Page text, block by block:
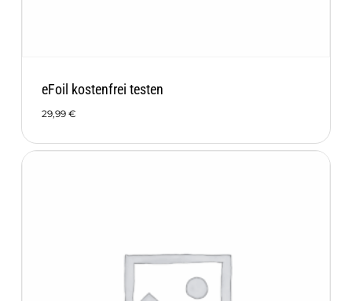
eFoil kostenfrei testen
29,99 €